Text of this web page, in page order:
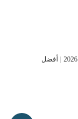
تفصيل مطابخ الرمال الرياض | دليل شامل 2026 | أفضل